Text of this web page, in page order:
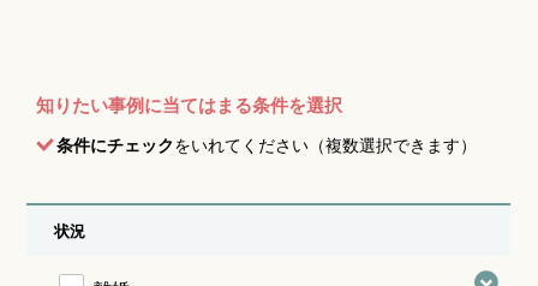
知りたい事例に当てはまる条件を選択
条件にチェックをいれてください（複数選択できます）
状況